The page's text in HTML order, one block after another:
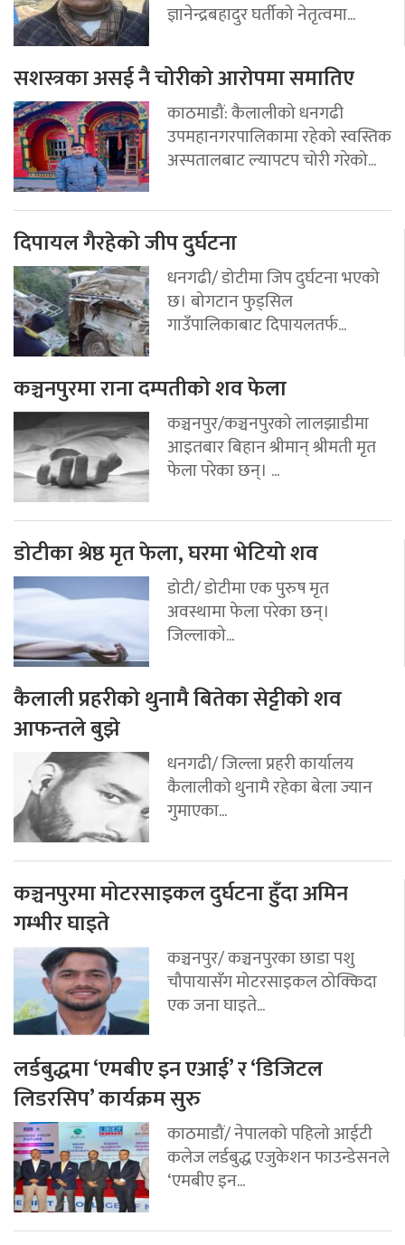
ज्ञानेन्द्रबहादुर घर्तीको नेतृत्वमा...
सशस्त्रका असई नै चोरीको आरोपमा समातिए
काठमाडौं: कैलालीको धनगढी
उपमहानगरपालिकामा रहेको स्वस्तिक
अस्पतालबाट ल्यापटप चोरी गरेको...
दिपायल गैरहेको जीप दुर्घटना
धनगढी/ डोटीमा जिप दुर्घटना भएको
छ। बोगटान फुड्सिल
गाउँपालिकाबाट दिपायलतर्फ...
कञ्चनपुरमा राना दम्पतीको शव फेला
कञ्चनपुर/कञ्चनपुरको लालझाडीमा
आइतबार बिहान श्रीमान् श्रीमती मृत
फेला परेका छन्। ...
डोटीका श्रेष्ठ मृत फेला, घरमा भेटियो शव
डोटी/ डोटीमा एक पुरुष मृत
अवस्थामा फेला परेका छन्।
जिल्लाको...
कैलाली प्रहरीको थुनामै बितेका सेट्टीको शव
आफन्तले बुझे
धनगढी/ जिल्ला प्रहरी कार्यालय
कैलालीको थुनामै रहेका बेला ज्यान
गुमाएका...
कञ्चनपुरमा मोटरसाइकल दुर्घटना हुँदा अमिन
गम्भीर घाइते
कञ्चनपुर/ कञ्चनपुरका छाडा पशु
चौपायासँग मोटरसाइकल ठोक्किदा
एक जना घाइते...
लर्डबुद्धमा ‘एमबीए इन एआई’ र ‘डिजिटल
लिडरसिप’ कार्यक्रम सुरु
काठमाडौं/ नेपालको पहिलो आईटी
कलेज लर्डबुद्ध एजुकेशन फाउन्डेसनले
‘एमबीए इन...